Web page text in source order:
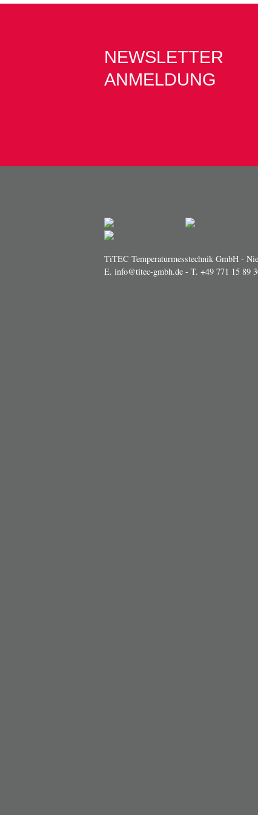
NEWSLETTER
ANMELDUNG
TiTEC Temperaturmesstechnik GmbH -
E. info@titec-gmbh.de - T. +49 771 15 89